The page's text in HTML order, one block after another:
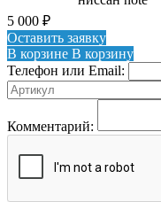
5 000 ₽
Оставить заявку
В корзине В корзину
Телефон или Email:
Комментарий: